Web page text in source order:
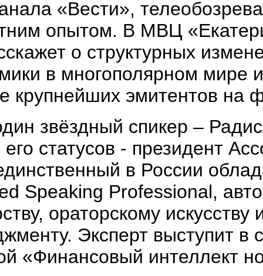
«Вести»,
опытом. В МВЦ
о структурных
в многополярном мире
крупнейших эмитентов на
звёздный спикер –
статусов - президент
в России
Speaking Professional,
ораторскому
Эксперт выступит в
«Финансовый интеллект